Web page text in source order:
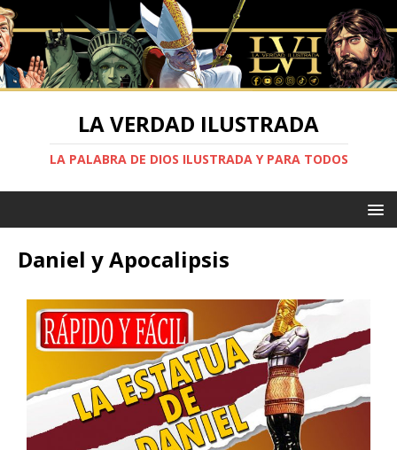
LA VERDAD ILUSTRADA
LA PALABRA DE DIOS ILUSTRADA Y PARA TODOS
Daniel y Apocalipsis